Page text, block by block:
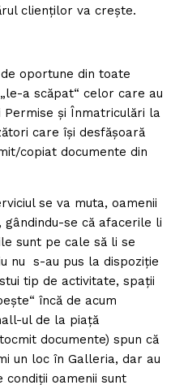
clienţilor va creşte.
oportune din toate
a scăpat“ celor care au
Permise şi Înmatriculări la
care îşi desfăşoară
copiat documente din
se va muta, oamenii
se că afacerile li
sunt pe cale să li se
nu s-au pus la dispoziţie
tip de activitate, spaţii
încă de acum
ul de la piaţă
documente) spun că
un loc în Galleria, dar au
oamenii sunt